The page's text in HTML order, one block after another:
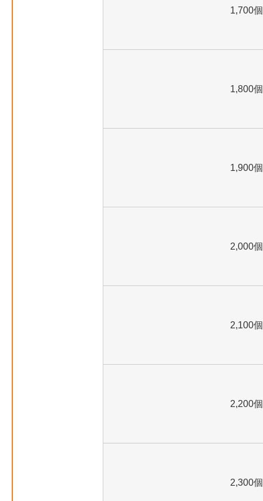
1,700個
1,800個
1,900個
2,000個
2,100個
2,200個
2,300個